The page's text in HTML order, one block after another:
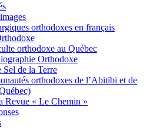
orthodoxes en français
orthodoxe au Québec
Orthodoxe
Sel de la Terre
orthodoxes de l’Abitibi et de
Revue « Le Chemin »